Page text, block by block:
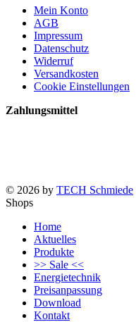
Mein Konto
AGB
Impressum
Datenschutz
Widerruf
Versandkosten
Cookie Einstellungen
Zahlungsmittel
© 2026 by TECH Schmiede
Shops
Home
Aktuelles
Produkte
>> Sale <<
Energietechnik
Preisanpassung
Download
Kontakt